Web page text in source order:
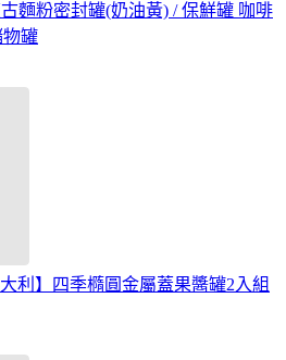
麵粉密封罐(奶油黃) / 保鮮罐 咖啡
物罐
利】四季橢圓金屬蓋果醬罐2入組